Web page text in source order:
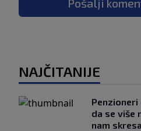
Pošalji
NAJČITANIJE
da se više
nam